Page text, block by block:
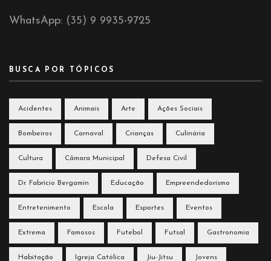
WhatsApp: (35) 9 9935-9725
BUSCA POR TÓPICOS
Acidentes Animais Arte Ações Sociais
Bombeiros Carnaval Crianças Culinária
Cultura Câmara Municipal Defesa Civil
Dr. Fabrício Bergamin Educação Empreendedorismo
Entretenimento Escola Esportes Eventos
Extrema Famosos Futebol Futsal Gastronomia
Habitação Igreja Católica Jiu-Jitsu Jovens